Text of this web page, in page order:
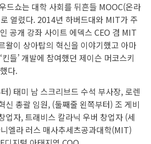
드쇼는 대학 사회를 뒤흔들 MOOC(온라
열렸다. 2014년 하버드대와 MIT가 주
공개 강좌 사이트 에덱스 CEO 겸 MIT
왈이 상아탑의 혁신을 이야기했고 아마
들’ 개발에 참여했던 제이슨 머코스키
다.